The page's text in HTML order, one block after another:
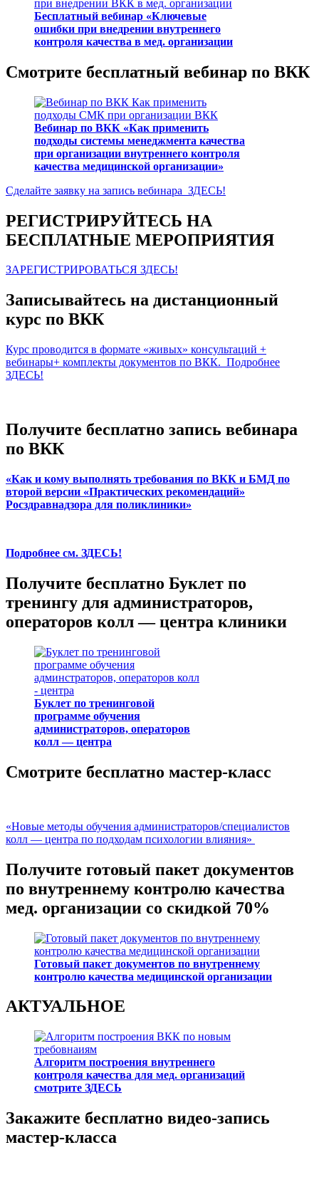
Бесплатный вебинар «Ключевые
ошибки при внедрении внутреннего
контроля качества в мед. организации
Смотрите бесплатный вебинар по ВКК
Вебинар по ВКК «Как применить
подходы системы менеджмента качества
при организации внутреннего контроля
качества медицинской организации»
Сделайте заявку на запись вебинара ЗДЕСЬ!
РЕГИСТРИРУЙТЕСЬ НА
БЕСПЛАТНЫЕ МЕРОПРИЯТИЯ
ЗАРЕГИСТРИРОВАТЬСЯ ЗДЕСЬ!
Записывайтесь на дистанционный
курс по ВКК
Курс проводится в формате «живых» консультаций +
вебинары+ комплекты документов по ВКК. Подробнее
ЗДЕСЬ!
Получите бесплатно запись вебинара
по ВКК
«Как и кому выполнять требования по ВКК и БМД по
второй версии «Практических рекомендаций»
Росздравнадзора для поликлиники»
Подробнее см. ЗДЕСЬ!
Получите бесплатно Буклет по
тренингу для администраторов,
операторов колл — центра клиники
Буклет по тренинговой
программе обучения
администраторов, операторов
колл — центра
Смотрите бесплатно мастер-класс
«Новые методы обучения администраторов/специалистов
колл — центра по подходам психологии влияния»
Получите готовый пакет документов
по внутреннему контролю качества
мед. организации со скидкой 70%
Готовый пакет документов по внутреннему
контролю качества медицинской организации
АКТУАЛЬНОЕ
Алгоритм построения внутреннего
контроля качества для мед. организаций
смотрите ЗДЕСЬ
Закажите бесплатно видео-запись
мастер-класса